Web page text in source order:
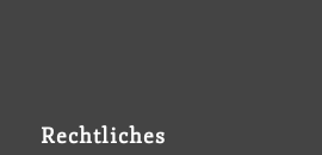
Rechtliches